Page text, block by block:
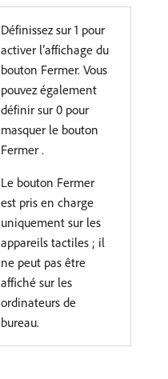
Définissez sur 1 pour
activer l’affichage du
bouton Fermer. Vous
pouvez également
définir sur 0 pour
masquer le bouton
Fermer .
Le bouton Fermer
est pris en charge
uniquement sur les
appareils tactiles ; il
ne peut pas être
affiché sur les
ordinateurs de
bureau.